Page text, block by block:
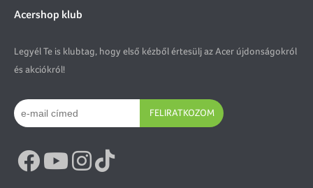
Acershop klub
Legyél Te is klubtag, hogy első kézből értesülj az Acer újdonságokról
és akciókról!
FELIRATKOZOM